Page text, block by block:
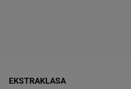
EKSTRAKLASA